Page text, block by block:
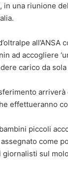
in una riunione
ad accogliere
carico da
effettueranno
piccoli
come
sul